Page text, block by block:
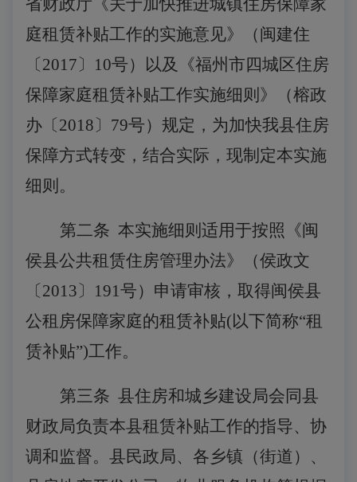
省财政厅《关于加快推进城镇住房保障家
庭租赁补贴工作的实施意见》（闽建住
〔2017〕10号）以及《福州市四城区住房
保障家庭租赁补贴工作实施细则》（榕政
办〔2018〕 79号）规定，为加快我县住房
保障方式转变，结合实际，现制定本实施
细则。
第二条 本实施细则适用于按照《闽
侯县公共租赁住房管理办法》（侯政文
〔2013〕191号）申请审核，取得闽侯县
公租房保障家庭的租赁补贴(以下简称“租
赁补贴”)工作。
第三条 县住房和城乡建设局会同县
财政局负责本县租赁补贴工作的指导、协
调和监督。县民政局、各乡镇（街道）、